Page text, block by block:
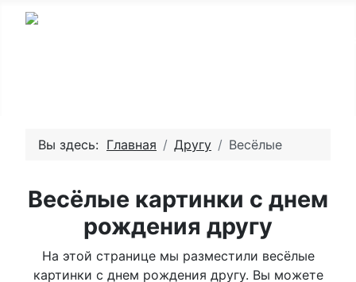
Вы здесь: Главная Другу Весёлые
Весёлые картинки с днем
рождения другу
На этой странице мы разместили весёлые
картинки с днем рождения другу. Вы можете